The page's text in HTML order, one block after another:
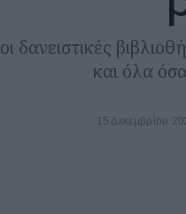
δανειστικές
και όλα
15 Δεκεμβρίου